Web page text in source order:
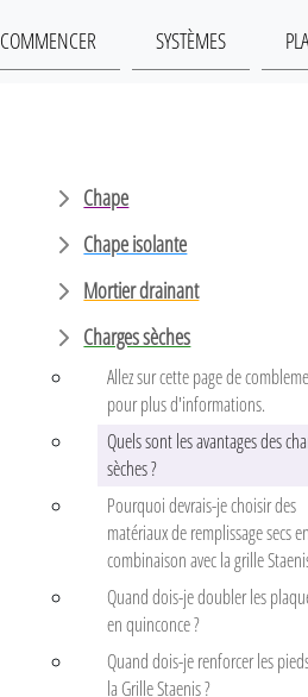
COMMENCER SYSTÈMES
Chape
Chape isolante
Mortier drainant
Charges sèches
Allez sur cette page de
pour plus d'informations.
Quels sont les avantages des
sèches ?
Pourquoi devrais-je choisir des
matériaux de remplissage secs en
combinaison avec la grille
Quand dois-je doubler les
en quinconce ?
Quand dois-je renforcer les
la Grille Staenis ?